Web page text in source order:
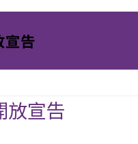
宣告
放宣告